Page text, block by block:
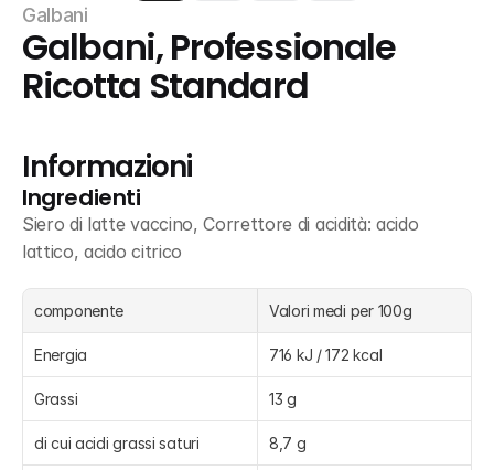
Galbani
Galbani, Professionale
Ricotta Standard
Informazioni
Ingredienti
Siero di latte vaccino, Correttore di acidità: acido
lattico, acido citrico
componente Valori medi per 100g
Energia 716 kJ / 172 kcal
Grassi 13 g
di cui acidi grassi saturi 8,7 g